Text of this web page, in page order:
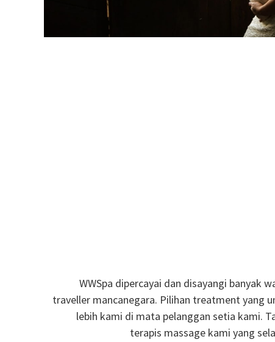
WWSpa dipercayai dan disayangi banyak
traveller mancanegara. Pilihan treatment yang
lebih kami di mata pelanggan setia kami.
terapis massage kami yang